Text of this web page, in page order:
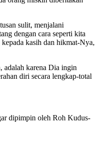
sulit, menjalani
dengan cara seperti kita
kasih dan hikmat-Nya,
adalah karena Dia ingin
diri secara lengkap-total
dipimpin oleh Roh Kudus-